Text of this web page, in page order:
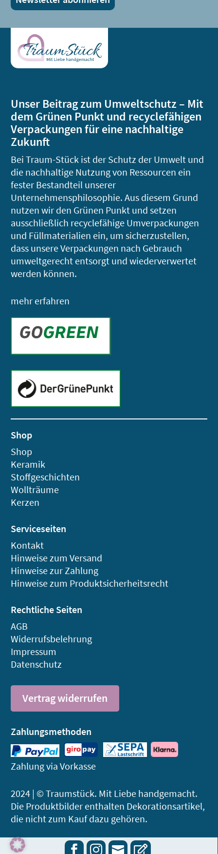
   
Unser Beitrag zum Umweltschutz – Mit
dem Grünen Punkt und recyclefähigen
Verpackungen für eine nachhaltige
Zukunft
Bei Traum-Stück ist der Schutz der Umwelt und
die nachhaltige Nutzung von Ressourcen ein
fester Bestandteil unserer
Unternehmensphilosophie. Aus diesem Grund
nutzen wir den Grünen Punkt und setzen
ausschließlich recyclefähige Umverpackungen
und Füllmaterialien ein, um sicherzustellen,
dass unsere Verpackungen nach Gebrauch
umweltgerecht entsorgt und wiederverwertet
werden können.
mehr erfahren
Shop
Shop
Keramik
Stoffgeschichten
Wollträume
Kerzen
Serviceseiten
Kontakt
Hinweise zum Versand
Hinweise zur Zahlung
Hinweise zum Produktsicherheitsrecht
Rechtliche Seiten
AGB
Widerrufsbelehrung
Impressum
Datenschutz
Vertrag widerrufen
Zahlungsmethoden
Zahlung via Vorkasse
2024 | © Traumstück. Mit Liebe handgemacht.
Die Produktbilder enthalten Dekorations­artikel,
die nicht zum Kauf dazu gehören.